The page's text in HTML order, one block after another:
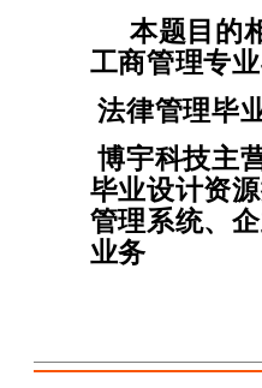
本题目的
工商管理专
法律管理毕
博宇科技主
毕业设计资
管理系统、
业务